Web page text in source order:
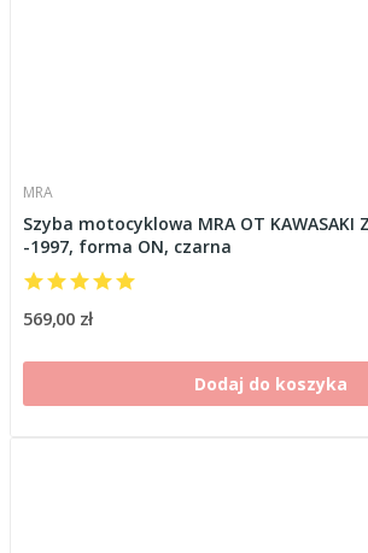
MRA
Szyba motocyklowa MRA OT KAWASAKI
-1997, forma ON, czarna
569,00 zł
Dodaj do koszyka